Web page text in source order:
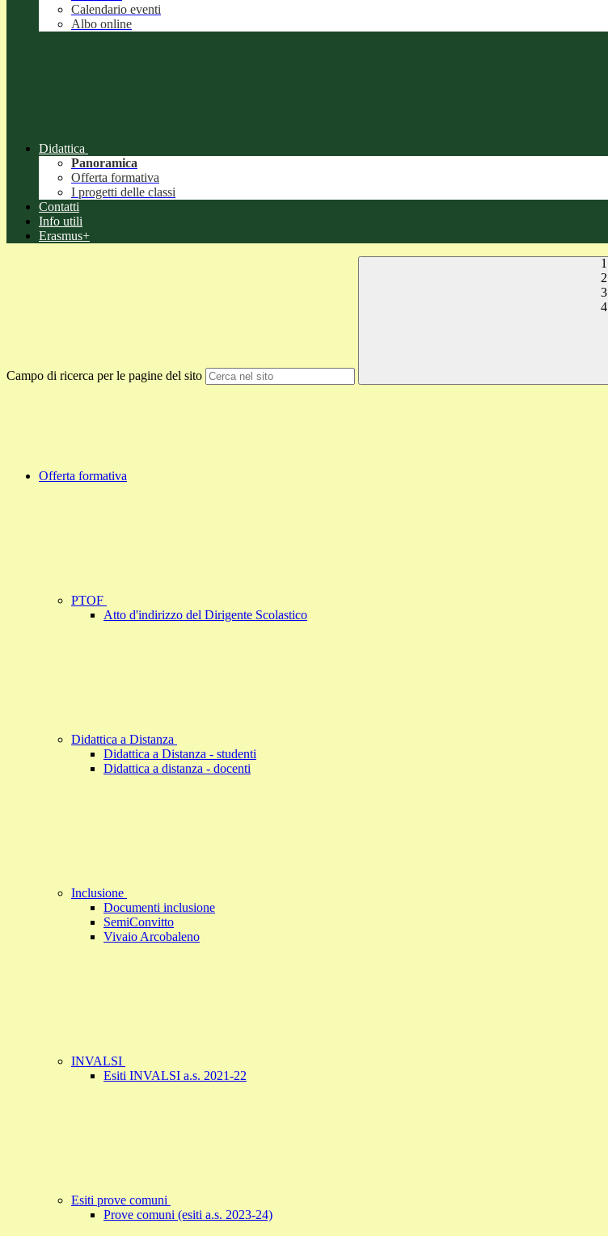
Calendario eventi
Albo online
Didattica
Panoramica
Offerta formativa
I progetti delle classi
Contatti
Info utili
Erasmus+
Campo di ricerca per le pagine del sito
Offerta formativa
PTOF
Atto d'indirizzo del Dirigente Scolastico
Didattica a Distanza
Didattica a Distanza - studenti
Didattica a distanza - docenti
Inclusione
Documenti inclusione
SemiConvitto
Vivaio Arcobaleno
INVALSI
Esiti INVALSI a.s. 2021-22
Esiti prove comuni
Prove comuni (esiti a.s. 2023-24)